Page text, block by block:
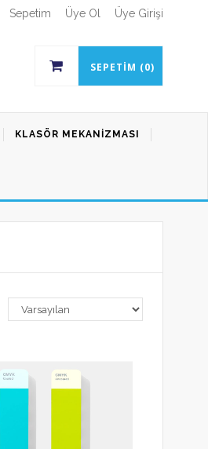
Sepetim Üye Ol Üye Girişi
SEPETIM (0)
KLASÖR MEKANIZMASI